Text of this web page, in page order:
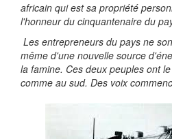
africain qui est sa propriété
l'honneur du cinquantenaire du
Les entrepreneurs du pays ne
même d'une nouvelle source
la famine. Ces deux peuples ont
comme au sud. Des voix